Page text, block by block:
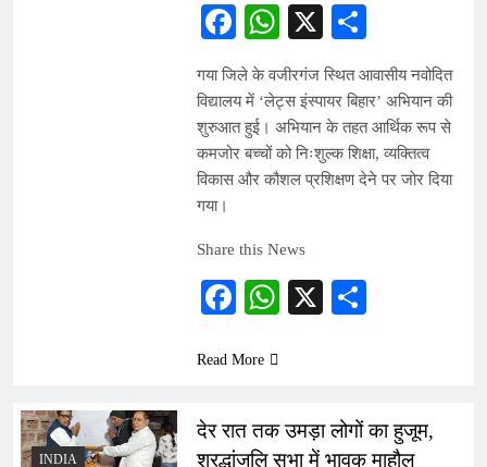
Facebook
WhatsApp
X
गया जिले के वजीरगंज स्थित आवासीय नवोदित
विद्यालय में ‘लेट्स इंस्पायर बिहार’ अभियान की
शुरुआत हुई। अभियान के तहत आर्थिक रूप से
कमजोर बच्चों को निःशुल्क शिक्षा, व्यक्तित्व
विकास और कौशल प्रशिक्षण देने पर जोर दिया
गया।
Share this News
Facebook
WhatsApp
X
Read More
INDIA
देर रात तक उमड़ा लोगों का हुजूम,
श्रद्धांजलि सभा में भावुक माहौल